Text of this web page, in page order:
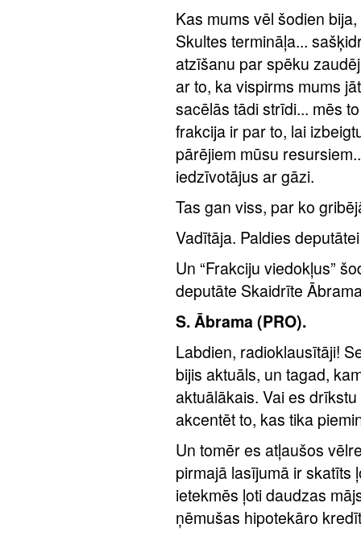
Kas mums vēl šodien
Skultes termināļa...
atzīšanu par spēku
ar to, ka vispirms mums
sacēlās tādi strīdi... mēs
frakcija ir par to, lai
pārējiem mūsu
iedzīvotājus ar gāzi.
Tas gan viss, par ko
Vadītāja. Paldies
Un “Frakciju viedokļus”
deputāte Skaidrīte
S. Ābrama (PRO).
Labdien, radioklausītāji!
bijis aktuāls, un tagad,
aktuālākais. Vai es
akcentēt to, kas tika
Un tomēr es atļaušos
pirmajā lasījumā ir skatīts
ietekmēs ļoti daudzas
ņēmušas hipotekāro